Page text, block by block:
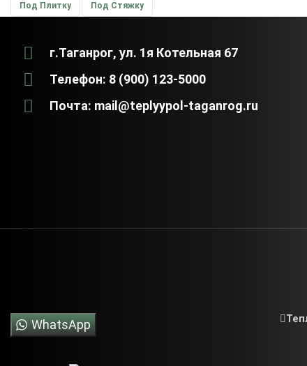
Под Плитку Под Стяжку
г.Таганрог, ул. 1я Котельная 67
Телефон: 8 (900) 123-5000
Почта: mail@teplyypol-taganrog.ru
WhatsApp